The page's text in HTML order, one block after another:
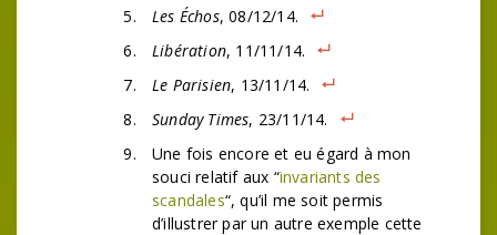
Les Échos, 08/12/14.
Libération, 11/11/14.
Le Parisien, 13/11/14.
Sunday Times, 23/11/14.
Une fois encore et eu égard à mon
souci relatif aux “invariants des
scandales“, qu’il me soit permis
d’illustrer par un autre exemple cette